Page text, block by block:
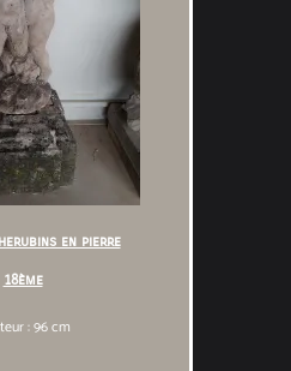
en pierre
18ème
: 96 cm